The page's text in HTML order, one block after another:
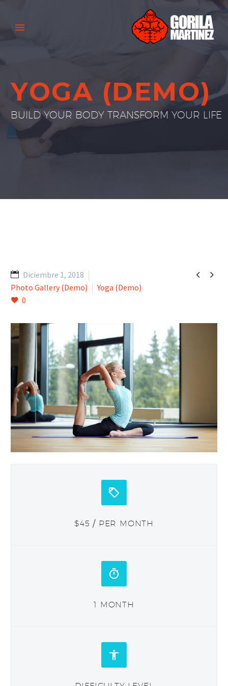
YOGA (DEMO)
BUILD YOUR BODY TRANSFORM YOUR LIFE
 
Diciembre 1, 2018
Photo Gallery (Demo)
Yoga (Demo)
0


$45 / PER MONTH


1 MONTH

